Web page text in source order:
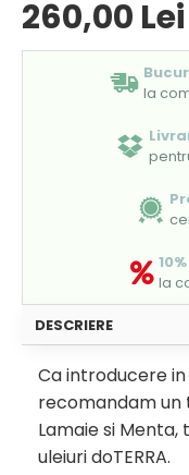
260,00 Lei
la
la
DESCRIERE
Ca introducere
recomandam un
Lamaie si
uleiuri doTERRA.